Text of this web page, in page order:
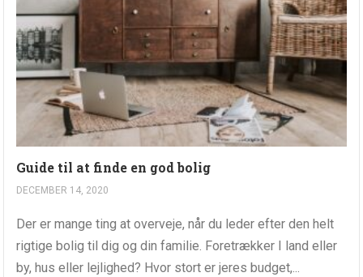
Guide til at finde en god bolig
DECEMBER 14, 2020
Der er mange ting at overveje, når du leder efter den helt
rigtige bolig til dig og din familie. Foretrækker I land eller
by, hus eller lejlighed? Hvor stort er jeres budget,...